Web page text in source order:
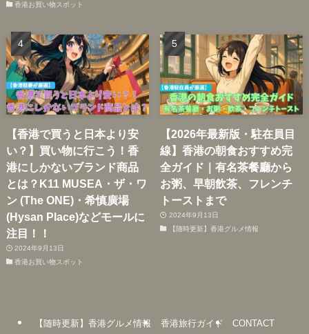
香港お買い物スポット
【香港で買うと日本より安
い？】買い物に行こう！香
港にしかないブランド商品
とは？K11 MUSEA・ザ・ワ
ン (The ONE)・希慎廣場
(Hysan Place)などモールに
注目！！
2024年9月13日
香港お買い物スポット
【2026年最新版・駐在員目
線】香港の朝食おすすめ完
全ガイド｜有名茶餐廳から
お粥、早朝飲茶、フレンチ
トーストまで
2024年9月13日
【随時更新】香港グルメ情報
【随時更新】香港グルメ情報 香港旅行ガイド CONTACT